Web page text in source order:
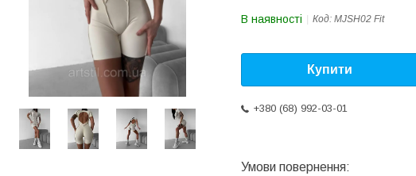
В наявності Код: MJSH02 Fit
Купити
+380 (68) 992-03-01